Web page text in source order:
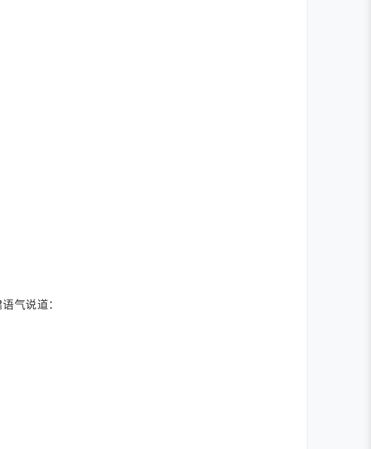
气说道：